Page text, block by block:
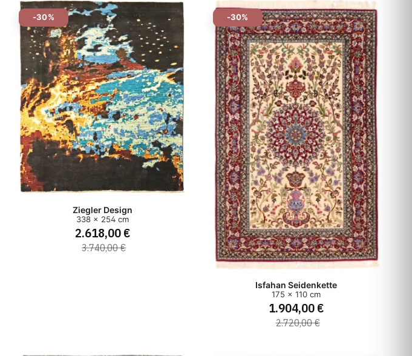
-30%
Ziegler Design
338 x 254 cm
2.618,00 €
3.740,00 €
-30%
Isfahan Seidenkette
175 x 110 cm
1.904,00 €
2.720,00 €